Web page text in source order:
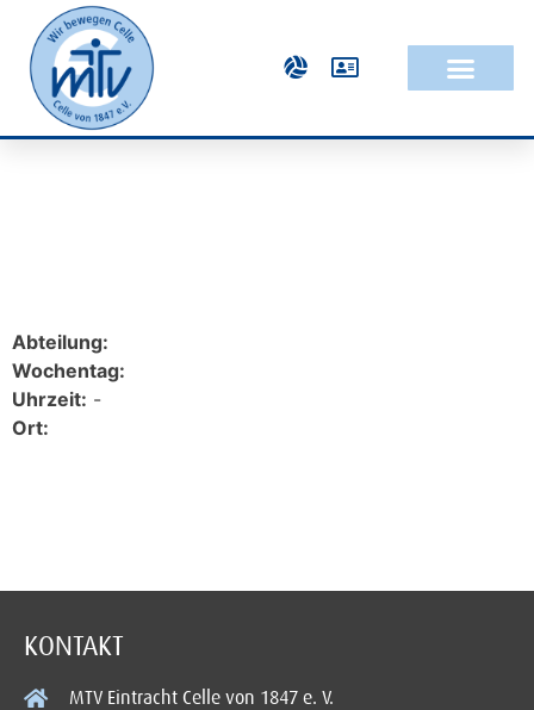
Abteilung:
Wochentag:
Uhrzeit: -
Ort:
KONTAKT
MTV Eintracht Celle von 1847 e. V.